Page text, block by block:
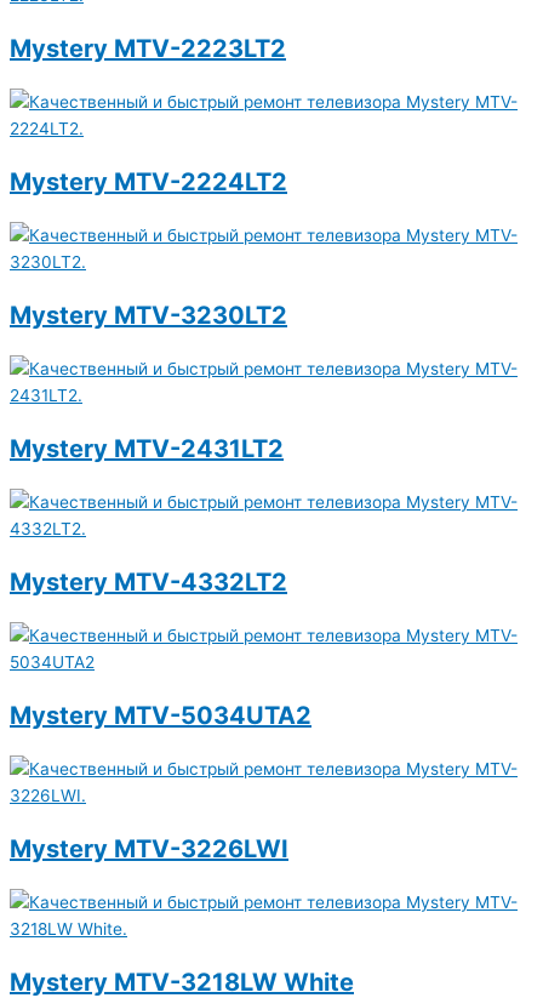
Mystery MTV-2223LT2
Mystery MTV-2224LT2
Mystery MTV-3230LT2
Mystery MTV-2431LT2
Mystery MTV-4332LT2
Mystery MTV-5034UTA2
Mystery MTV-3226LWI
Mystery MTV-3218LW White